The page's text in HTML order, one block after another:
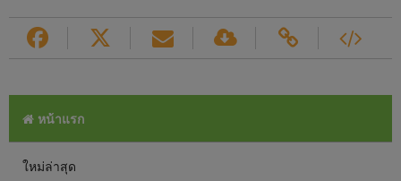
หน้าแรก
ใหม่ล่าสุด